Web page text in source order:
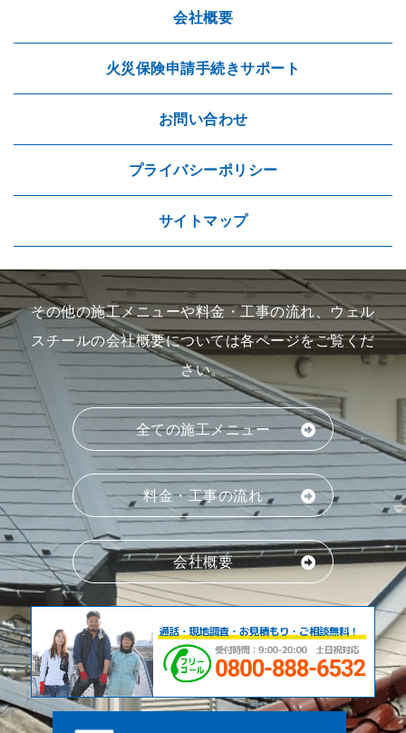
会社概要
火災保険申請手続きサポート
お問い合わせ
プライバシーポリシー
サイトマップ
その他の施工メニューや料金・工事の流れ、ウェル
スチールの会社概要については各ページをご覧くだ
さい。
全ての施工メニュー
料金・工事の流れ
会社概要